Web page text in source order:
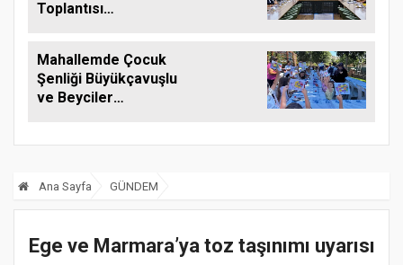
Toplantısı
Mahallemde Çocuk
Şenliği Büyükçavuşlu
ve Beyciler
Ana Sayfa GÜNDEM
Ege ve Marmara’ya toz taşınımı uyarısı